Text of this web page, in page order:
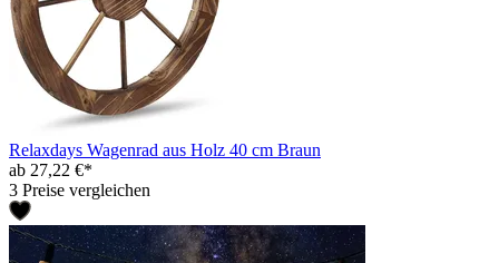
Relaxdays Wagenrad aus Holz 40 cm Braun
ab 27,22 €*
3 Preise vergleichen